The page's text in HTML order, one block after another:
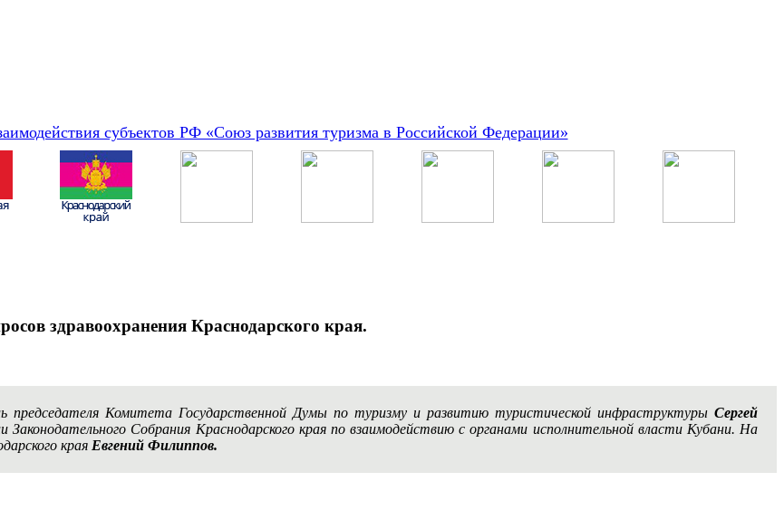
субъектов РФ «Союз развития туризма в Российской Федерации»
здравоохранения Краснодарского края.
председателя Комитета Государственной Думы по туризму и развитию туристической инфраструктуры Сергей
Законодательного Собрания Краснодарского края по взаимодействию с органами исполнительной власти Кубани. На
края Евгений Филиппов.